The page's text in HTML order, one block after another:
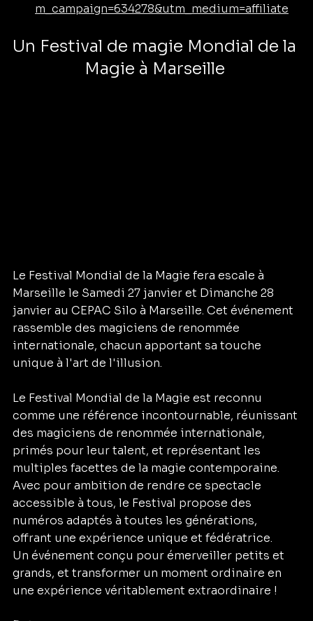
m_campaign=634278&utm_medium=affiliate
Un Festival de magie Mondial de la
Magie à Marseille
Le Festival Mondial de la Magie fera escale à
Marseille le Samedi 27 janvier et Dimanche 28
janvier au CEPAC Silo à Marseille. Cet événement
rassemble des magiciens de renommée
internationale, chacun apportant sa touche
unique à l'art de l'illusion.
Le Festival Mondial de la Magie est reconnu
comme une référence incontournable, réunissant
des magiciens de renommée internationale,
primés pour leur talent, et représentant les
multiples facettes de la magie contemporaine.
Avec pour ambition de rendre ce spectacle
accessible à tous, le Festival propose des
numéros adaptés à toutes les générations,
offrant une expérience unique et fédératrice.
Un événement conçu pour émerveiller petits et
grands, et transformer un moment ordinaire en
une expérience véritablement extraordinaire !